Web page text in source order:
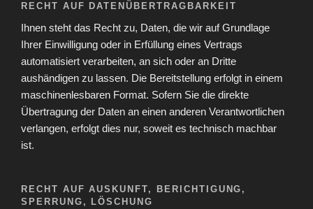
RECHT AUF DATENÜBERTRAGBARKEIT
Ihnen steht das Recht zu, Daten, die wir auf Grundlage
Ihrer Einwilligung oder in Erfüllung eines Vertrags
automatisiert verarbeiten, an sich oder an Dritte
aushändigen zu lassen. Die Bereitstellung erfolgt in einem
maschinenlesbaren Format. Sofern Sie die direkte
Übertragung der Daten an einen anderen Verantwortlichen
verlangen, erfolgt dies nur, soweit es technisch machbar
ist.
RECHT AUF AUSKUNFT, BERICHTIGUNG,
SPERRUNG, LÖSCHUNG